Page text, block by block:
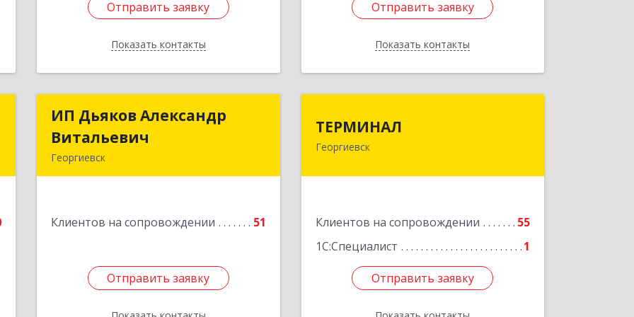
Отправить заявку
Показать контакты
Отправить заявку
Назад
Отправить заявку
Показать контакты
Отправить заявку
Назад
ИП Дьяков Александр
Витальевич
Георгиевск
Клиентов на сопровождении 51
Отправить заявку
ИП Дьяков Александр
Отправить заявку
ТЕРМИНАЛ
Георгиевск
Клиентов на сопровождении
55
1С:Специалист
1
Отправить заявку
357820, Ставропольский край,
Отправить заявку